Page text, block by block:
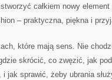
całkiem nowy
– praktyczna, piękna i
które mają sens. Nie
skrócić, co zwęzić, jak
sprawić, żeby ubrania